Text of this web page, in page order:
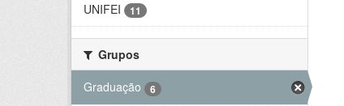
UNIFEI
11
Grupos
Graduação
6